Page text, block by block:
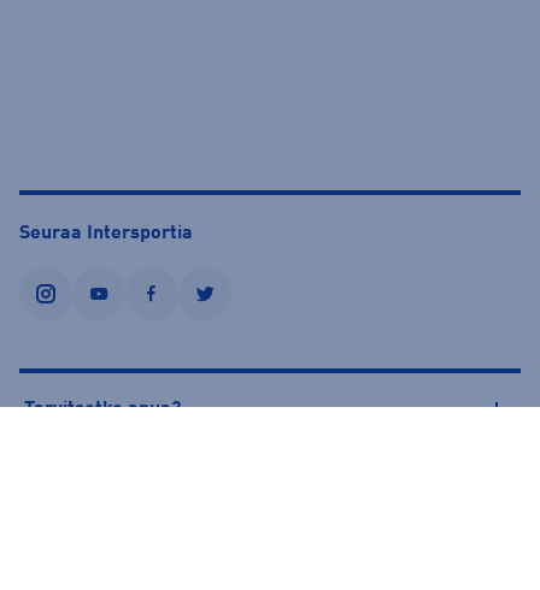
Seuraa Intersportia
instagramyoutubefacebooktwitter
Tarvitsetko apua?